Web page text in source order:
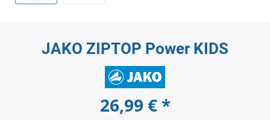
JAKO ZIPTOP Power KIDS
26,99 € *